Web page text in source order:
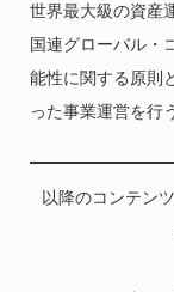
世界最大級の資産
国連グローバル・
能性に関する原則
った事業運営を行
以降のコンテン